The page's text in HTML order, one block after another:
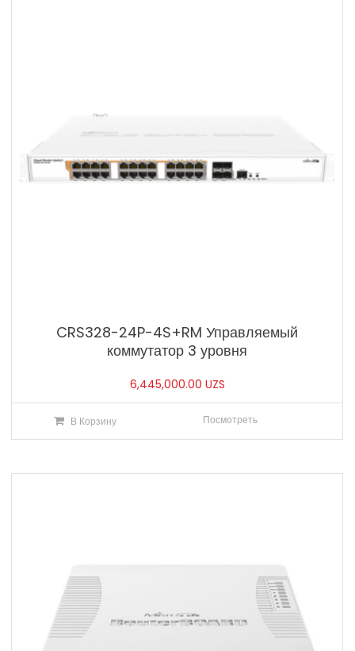
CRS328-24P-4S+RM Управляемый
коммутатор 3 уровня
6,445,000.00 UZS
В Корзину Посмотреть